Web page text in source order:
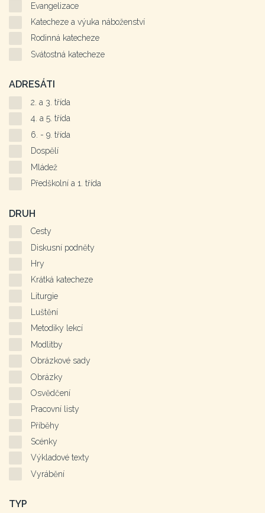
Evangelizace
Katecheze a výuka náboženství
Rodinná katecheze
Svátostná katecheze
ADRESÁTI
2. a 3. třída
4. a 5. třída
6. - 9. třída
Dospělí
Mládež
Předškolní a 1. třída
DRUH
Cesty
Diskusní podněty
Hry
Krátká katecheze
Liturgie
Luštění
Metodiky lekcí
Modlitby
Obrázkové sady
Obrázky
Osvědčení
Pracovní listy
Příběhy
Scénky
Výkladové texty
Vyrábění
TYP